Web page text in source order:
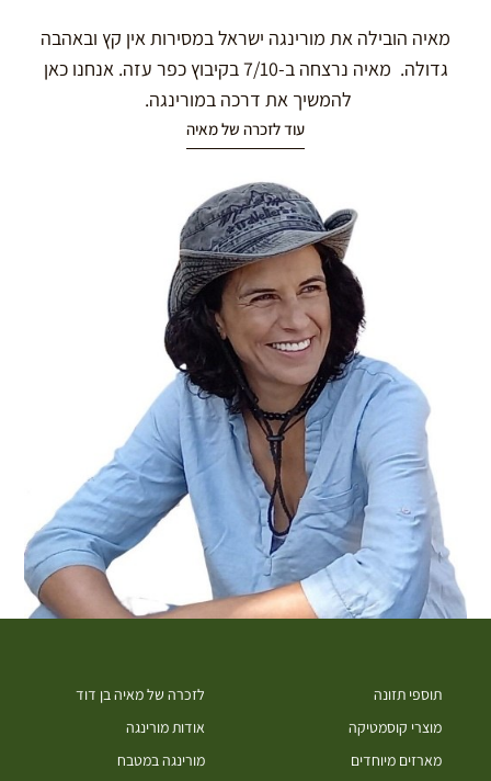
מאיה הובילה את מורינגה ישראל במסירות אין קץ ובאהבה
גדולה. מאיה נרצחה ב-7/10 בקיבוץ כפר עזה. אנחנו כאן
להמשיך את דרכה במורינגה.
עוד לזכרה של מאיה
תוספי תזונה
מוצרי קוסמטיקה
מארזים מיוחדים
לזכרה של מאיה בן דוד
אודות מורינגה
מורינגה במטבח